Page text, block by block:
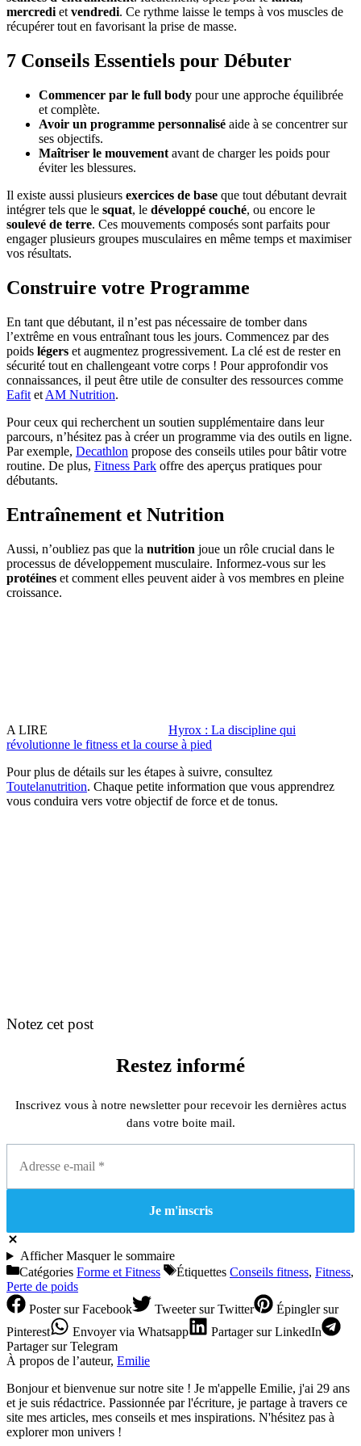
mercredi et vendredi. Ce rythme laisse le temps à vos muscles de
récupérer tout en favorisant la prise de masse.
7 Conseils Essentiels pour Débuter
Commencer par le full body pour une approche équilibrée
et complète.
Avoir un programme personnalisé aide à se concentrer sur
ses objectifs.
Maîtriser le mouvement avant de charger les poids pour
éviter les blessures.
Il existe aussi plusieurs exercices de base que tout débutant devrait
intégrer tels que le squat, le développé couché, ou encore le
soulevé de terre. Ces mouvements composés sont parfaits pour
engager plusieurs groupes musculaires en même temps et maximiser
vos résultats.
Construire votre Programme
En tant que débutant, il n’est pas nécessaire de tomber dans
l’extrême en vous entraînant tous les jours. Commencez par des
poids légers et augmentez progressivement. La clé est de rester en
sécurité tout en challengeant votre corps ! Pour approfondir vos
connaissances, il peut être utile de consulter des ressources comme
Eafit et AM Nutrition.
Pour ceux qui recherchent un soutien supplémentaire dans leur
parcours, n’hésitez pas à créer un programme via des outils en ligne.
Par exemple, Decathlon propose des conseils utiles pour bâtir votre
routine. De plus, Fitness Park offre des aperçus pratiques pour
débutants.
Entraînement et Nutrition
Aussi, n’oubliez pas que la nutrition joue un rôle crucial dans le
processus de développement musculaire. Informez-vous sur les
protéines et comment elles peuvent aider à vos membres en pleine
croissance.
A LIRE
Hyrox : La discipline qui
révolutionne le fitness et la course à pied
Pour plus de détails sur les étapes à suivre, consultez
Toutelanutrition. Chaque petite information que vous apprendrez
vous conduira vers votre objectif de force et de tonus.
Notez cet post
Restez informé
Inscrivez vous à notre newsletter pour recevoir les dernières actus
dans votre boite mail.
AfficherMasquerle sommaire
Catégories Forme et Fitness Étiquettes Conseils fitness, Fitness,
Perte de poids
Postersur Facebook Tweetersur Twitter Épinglersur
Pinterest
Envoyervia Whatsapp Partagersur LinkedIn
Partagersur Telegram
À propos de l’auteur, Emilie
Bonjour et bienvenue sur notre site ! Je m'appelle Emilie, j'ai 29 ans
et je suis rédactrice. Passionnée par l'écriture, je partage à travers ce
site mes articles, mes conseils et mes inspirations. N'hésitez pas à
explorer mon univers !